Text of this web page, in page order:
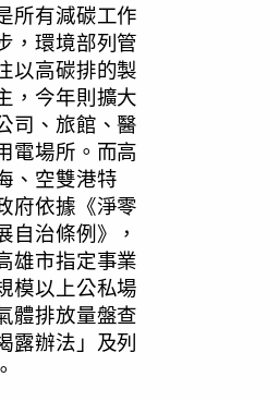
所有減碳工作
，環境部列管
以高碳排的製
，今年則擴大
司、旅館、醫
電場所。而高
、空雙港特
府依據《淨零
自治條例》，
雄市指定事業
模以上公私場
體排放量盤查
露辦法」及列